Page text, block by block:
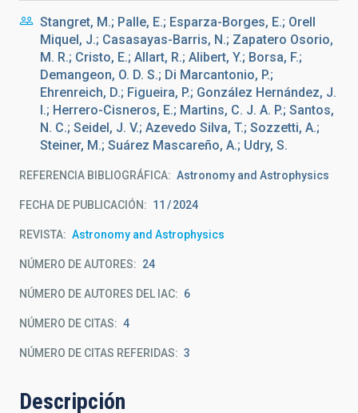
Stangret, M.; Palle, E.; Esparza-Borges, E.; Orell
Miquel, J.; Casasayas-Barris, N.; Zapatero Osorio,
M. R.; Cristo, E.; Allart, R.; Alibert, Y.; Borsa, F.;
Demangeon, O. D. S.; Di Marcantonio, P.;
Ehrenreich, D.; Figueira, P.; González Hernández, J.
I.; Herrero-Cisneros, E.; Martins, C. J. A. P.; Santos,
N. C.; Seidel, J. V.; Azevedo Silva, T.; Sozzetti, A.;
Steiner, M.; Suárez Mascareño, A.; Udry, S.
REFERENCIA BIBLIOGRÁFICA Astronomy and Astrophysics
FECHA DE PUBLICACIÓN: 11 2024
REVISTA Astronomy and Astrophysics
NÚMERO DE AUTORES 24
NÚMERO DE AUTORES DEL IAC 6
NÚMERO DE CITAS 4
NÚMERO DE CITAS REFERIDAS 3
Descripción